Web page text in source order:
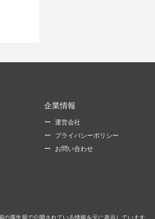
企業情報
運営会社
プライバシーポリシー
お問い合わせ
の厚生局で公開されている情報を元に表示しています。